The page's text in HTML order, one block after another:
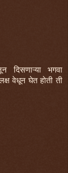
दिसणाऱ्या भगवा
वेधून घेत होती ती